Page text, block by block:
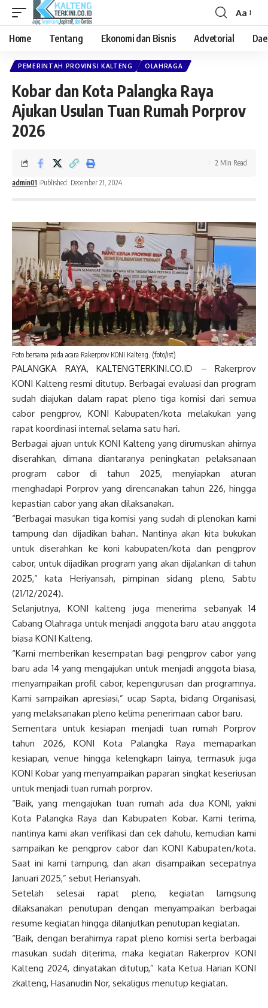
Font
Resizer
Aa
Home Tentang Ekonomi dan Bisnis Advetorial
PEMERINTAH PROVINSI KALTENG OLAHRAGA
Kobar dan Kota Palangka Raya
Ajukan Usulan Tuan Rumah Porprov
2026
admin01 Published: December 21, 2024
2 Min Read
Foto bersama pada acara Rakerprov KONI Kalteng. (foto/ist)
PALANGKA RAYA, KALTENGTERKINI.CO.ID – Rakerprov
KONI Kalteng resmi ditutup. Berbagai evaluasi dan program
sudah diajukan dalam rapat pleno tiga komisi dari semua
cabor pengprov, KONI Kabupaten/kota melakukan yang
rapat koordinasi internal selama satu hari.
Berbagai ajuan untuk KONI Kalteng yang dirumuskan ahirnya
diserahkan, dimana diantaranya peningkatan pelaksanaan
program cabor di tahun 2025, menyiapkan aturan
menghadapi Porprov yang direncanakan tahun 226, hingga
kepastian cabor yang akan dilaksanakan.
“Berbagai masukan tiga komisi yang sudah di plenokan kami
tampung dan dijadikan bahan. Nantinya akan kita bukukan
untuk diserahkan ke koni kabupaten/kota dan pengprov
cabor, untuk dijadikan program yang akan dijalankan di tahun
2025,” kata Heriyansah, pimpinan sidang pleno, Sabtu
(21/12/2024).
Selanjutnya, KONI kalteng juga menerima sebanyak 14
Cabang Olahraga untuk menjadi anggota baru atau anggota
biasa KONI Kalteng.
“Kami memberikan kesempatan bagi pengprov cabor yang
baru ada 14 yang mengajukan untuk menjadi anggota biasa,
menyampaikan profil cabor, kepengurusan dan programnya.
Kami sampaikan apresiasi,” ucap Sapta, bidang Organisasi,
yang melaksanakan pleno kelima penerimaan cabor baru.
Sementara untuk kesiapan menjadi tuan rumah Porprov
tahun 2026, KONI Kota Palangka Raya memaparkan
kesiapan, venue hingga kelengkapn lainya, termasuk juga
KONI Kobar yang menyampaikan paparan singkat keseriusan
untuk menjadi tuan rumah porprov.
“Baik, yang mengajukan tuan rumah ada dua KONI, yakni
Kota Palangka Raya dan Kabupaten Kobar. Kami terima,
nantinya kami akan verifikasi dan cek dahulu, kemudian kami
sampaikan ke pengprov cabor dan KONI Kabupaten/kota.
Saat ini kami tampung, dan akan disampaikan secepatnya
Januari 2025,” sebut Heriansyah.
Setelah selesai rapat pleno, kegiatan lamgsung
dilaksanakan penutupan dengan menyampaikan berbagai
resume kegiatan hingga dilanjutkan penutupan kegiatan.
“Baik, dengan berahirnya rapat pleno komisi serta berbagai
masukan sudah diterima, maka kegiatan Rakerprov KONI
Kalteng 2024, dinyatakan ditutup,” kata Ketua Harian KONI
zkalteng, Hasanudin Nor, sekaligus menutup kegiatan.